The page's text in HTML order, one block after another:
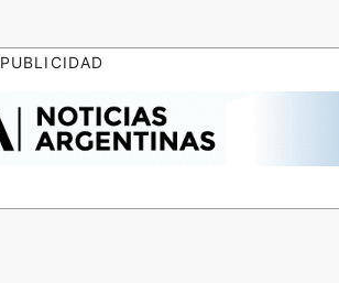
PUBLICIDAD